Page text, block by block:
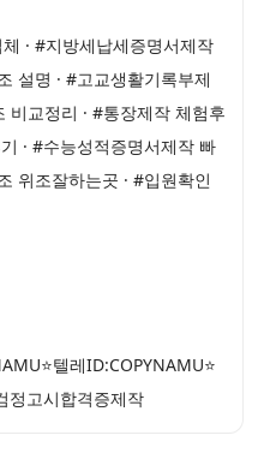
· #지방세납세증명서제작
설명 · #고교생활기록부제
비교정리 · #통장제작 체험후
· #수능성적증명서제작 빠
위조잘하는곳 · #입원확인
텔레ID:COPYNAMU⭐
정고시합격증제작